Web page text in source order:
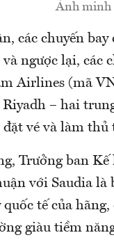
Ảnh minh
các chuyến
ngược lại, các
Airlines (mã
Riyadh – hai
vé và làm thủ
Trưởng ban
với Saudia
tế của
giàu tiềm